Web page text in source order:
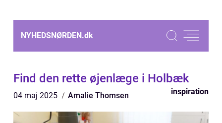
NYHEDSNØRDEN.dk
Find den rette øjenlæge i Holbæk
04 maj 2025 Amalie Thomsen inspiration